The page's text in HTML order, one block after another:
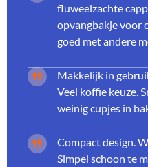
fluweelzachte
opvangbakje voor
goed met andere
Makkelijk in
Veel koffie keuze.
weinig cupjes in
Compact design.
Simpel schoon te